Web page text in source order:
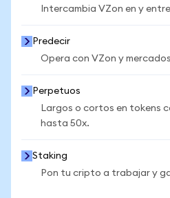
Intercambia VZon en y
Predecir
Opera con VZon y
Perpetuos
Largos o cortos en tokens
hasta 50x.
Staking
Pon tu cripto a trabajar y